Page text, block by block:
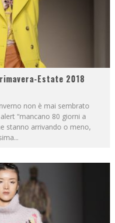
Estate 2018
non è mai sembrato
“mancano 80 giorni a
stanno arrivando o meno,
...